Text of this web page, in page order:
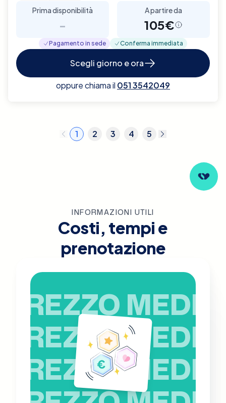
Prima disponibilità
-
A partire da
105€
Pagamento in sede Conferma immediata
Scegli giorno e ora
oppure chiama il 051 3542049
1 2 3 4 5
INFORMAZIONI UTILI
Costi, tempi e
prenotazione
PREZZO MEDIO
PREZZO MEDIO
PREZZO MEDIO